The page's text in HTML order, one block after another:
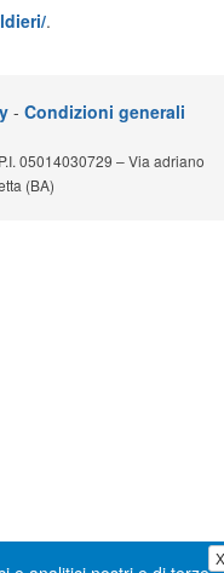
.
X
- Condizioni generali
05014030729 – Via adriano
(BA)